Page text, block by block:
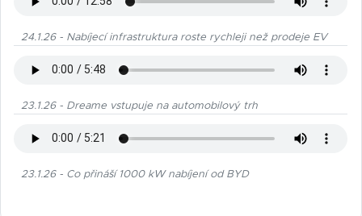
24.1.26 - Nabíjecí infrastruktura roste rychleji než prodeje EV
23.1.26 - Dreame vstupuje na automobilový trh
23.1.26 - Co přináší 1000 kW nabíjení od BYD